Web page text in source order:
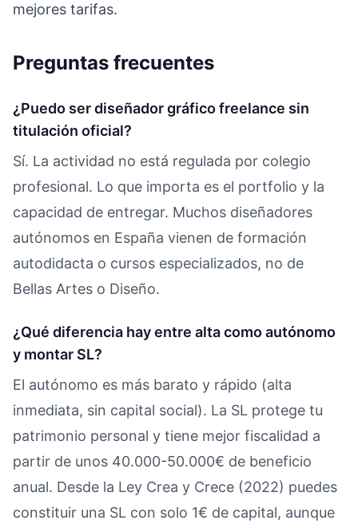
mejores tarifas.
Preguntas frecuentes
¿Puedo ser diseñador gráfico freelance sin
titulación oficial?
Sí. La actividad no está regulada por colegio
profesional. Lo que importa es el portfolio y la
capacidad de entregar. Muchos diseñadores
autónomos en España vienen de formación
autodidacta o cursos especializados, no de
Bellas Artes o Diseño.
¿Qué diferencia hay entre alta como autónomo
y montar SL?
El autónomo es más barato y rápido (alta
inmediata, sin capital social). La SL protege tu
patrimonio personal y tiene mejor fiscalidad a
partir de unos 40.000-50.000€ de beneficio
anual. Desde la Ley Crea y Crece (2022) puedes
constituir una SL con solo 1€ de capital, aunque